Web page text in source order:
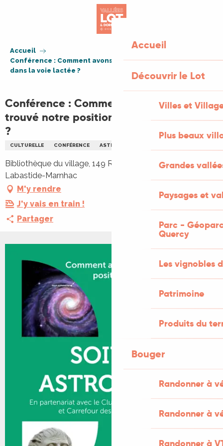
Accueil
Découvrir le Lot
Villes et
Plus beaux
Grandes
Paysages et
Parc -
Quercy
Les vignobles
Patrimoine
Produits du
Bouger
Randonner à
Randonner à
Randonner à
Accueil
Conférence : Comment avons-nous trouvé notre position
dans la voie lactée ?
Conférence : Comment avons-nous
trouvé notre position dans la voie lactée
?
CULTURELLE CONFÉRENCE ASTRONOMIE
Bibliothèque du village, 149 Rue de l'Église, 46090
Labastide-Marnhac
M'y rendre
J'y vais en train !
Partager